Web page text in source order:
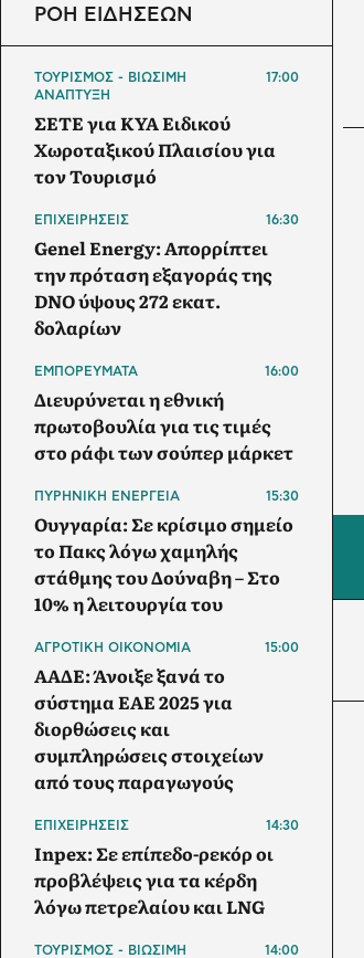
ΡΟΗ ΕΙΔΗΣΕΩΝ
ΤΟΥΡΙΣΜΟΣ - ΒΙΩΣΙΜΗ
ΑΝΑΠΤΥΞΗ
17:00
ΣΕΤΕ για ΚΥΑ Ειδικού
Χωροταξικού Πλαισίου για
τον Τουρισμό
ΕΠΙΧΕΙΡΗΣΕΙΣ 16:30
Genel Energy: Απορρίπτει
την πρόταση εξαγοράς της
DNO ύψους 272 εκατ.
δολαρίων
ΕΜΠΟΡΕΥΜΑΤΑ 16:00
Διευρύνεται η εθνική
πρωτοβουλία για τις τιμές
στο ράφι των σούπερ μάρκετ
ΠΥΡΗΝΙΚΗ ΕΝΕΡΓΕΙΑ 15:30
Ουγγαρία: Σε κρίσιμο σημείο
το Πακς λόγω χαμηλής
στάθμης του Δούναβη – Στο
10% η λειτουργία του
ΑΓΡΟΤΙΚΗ ΟΙΚΟΝΟΜΙΑ 15:00
ΑΑΔΕ: Άνοιξε ξανά το
σύστημα ΕΑΕ 2025 για
διορθώσεις και
συμπληρώσεις στοιχείων
από τους παραγωγούς
ΕΠΙΧΕΙΡΗΣΕΙΣ 14:30
Inpex: Σε επίπεδο-ρεκόρ οι
προβλέψεις για τα κέρδη
λόγω πετρελαίου και LNG
ΤΟΥΡΙΣΜΟΣ - ΒΙΩΣΙΜΗ
14:00